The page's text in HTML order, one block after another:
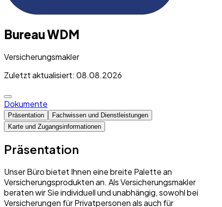
Bureau WDM
Versicherungsmakler
Zuletzt aktualisiert: 08.08.2026
Dokumente
Präsentation
Fachwissen und Dienstleistungen
Karte und Zugangsinformationen
Präsentation
Unser Büro bietet Ihnen eine breite Palette an
Versicherungsprodukten an. Als Versicherungsmakler
beraten wir Sie individuell und unabhängig, sowohl bei
Versicherungen für Privatpersonen als auch für